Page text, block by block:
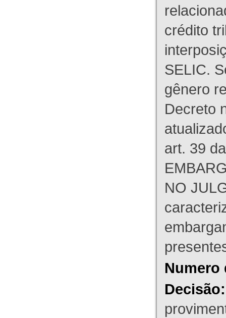
crédito
SELIC.
gênero
Decreto
art. 39
NO
Numero
Decisão: